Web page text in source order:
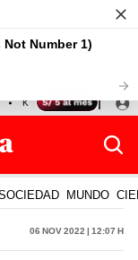
KENJI FUJIMORI
MUNDO
06 Nov 2022 | 12:07 h